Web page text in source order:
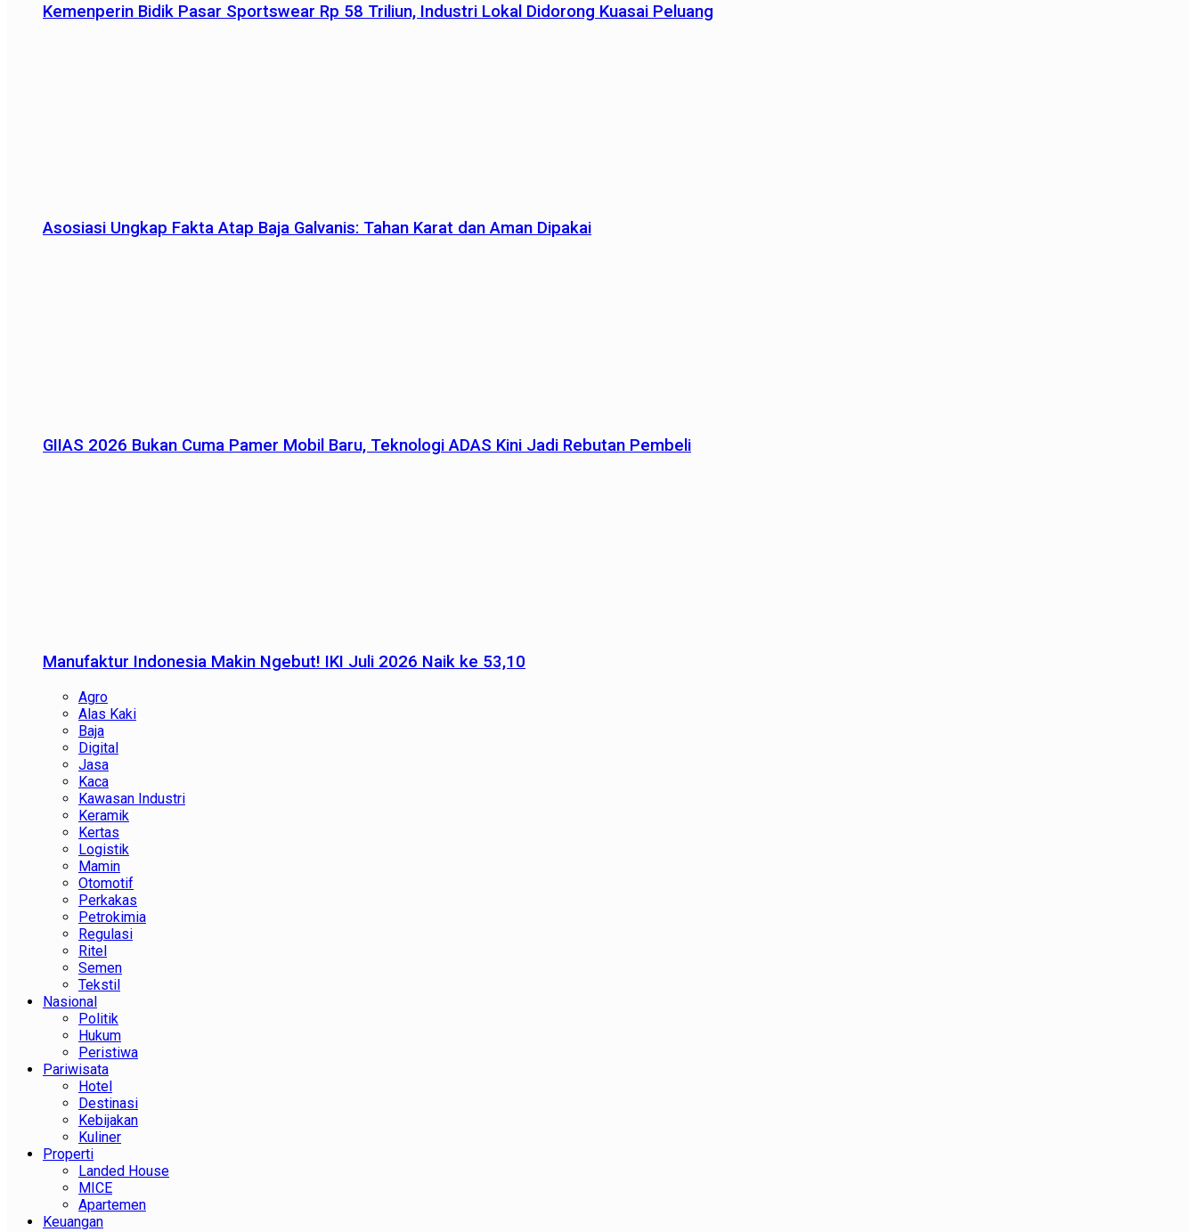
Kemenperin Bidik Pasar Sportswear Rp 58 Triliun, Industri Lokal Didorong Kuasai Peluang
Asosiasi Ungkap Fakta Atap Baja Galvanis: Tahan Karat dan Aman Dipakai
GIIAS 2026 Bukan Cuma Pamer Mobil Baru, Teknologi ADAS Kini Jadi Rebutan Pembeli
Manufaktur Indonesia Makin Ngebut! IKI Juli 2026 Naik ke 53,10
Agro
Alas Kaki
Baja
Digital
Jasa
Kaca
Kawasan Industri
Keramik
Kertas
Logistik
Mamin
Otomotif
Perkakas
Petrokimia
Regulasi
Ritel
Semen
Tekstil
Nasional
Politik
Hukum
Peristiwa
Pariwisata
Hotel
Destinasi
Kebijakan
Kuliner
Properti
Landed House
MICE
Apartemen
Keuangan